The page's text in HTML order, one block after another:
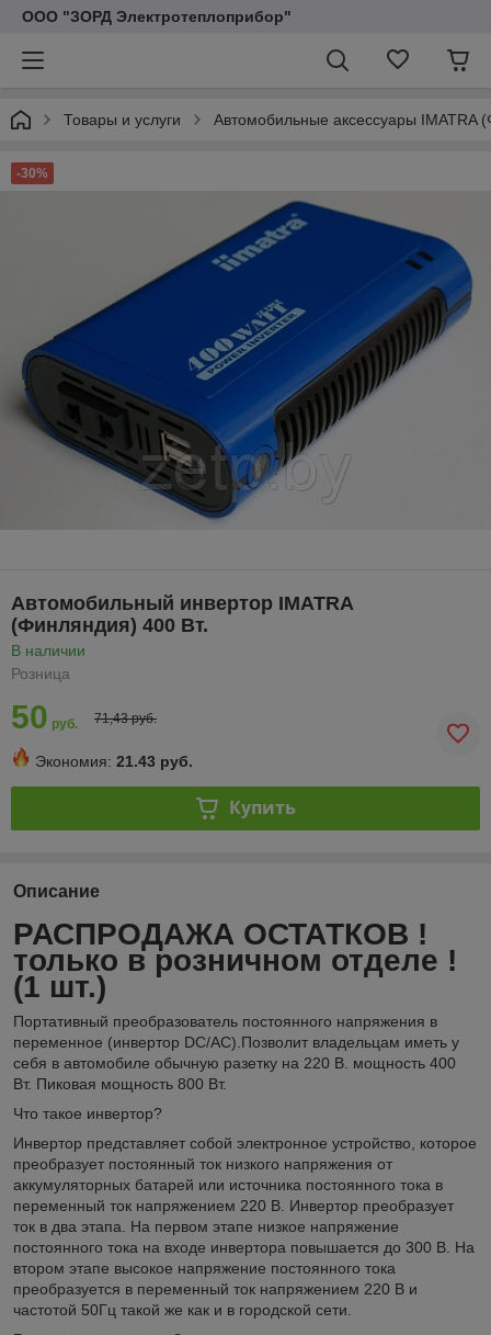
ООО "ЗОРД Электротеплоприбор"
Товары и услуги Автомобильные аксессуары IMATRA
-30%
Автомобильный инвертор IMATRA
(Финляндия) 400 Вт.
В наличии
Розница
50 руб. 71,43 руб.
Экономия: 21.43 руб.
Купить
Описание
РАСПРОДАЖА ОСТАТКОВ !
только в розничном отделе !
(1 шт.)
Портативный преобразователь постоянного напряжения в
переменное (инвертор DC/AC).Позволит владельцам иметь у
себя в автомобиле обычную разетку на 220 В. мощность 400
Вт. Пиковая мощность 800 Вт.
Что такое инвертор?
Инвертор представляет собой электронное устройство, которое
преобразует постоянный ток низкого напряжения от
аккумуляторных батарей или источника постоянного тока в
переменный ток напряжением 220 В. Инвертор преобразует
ток в два этапа. На первом этапе низкое напряжение
постоянного тока на входе инвертора повышается до 300 В. На
втором этапе высокое напряжение постоянного тока
преобразуется в переменный ток напряжением 220 В и
частотой 50Гц такой же как и в городской сети.